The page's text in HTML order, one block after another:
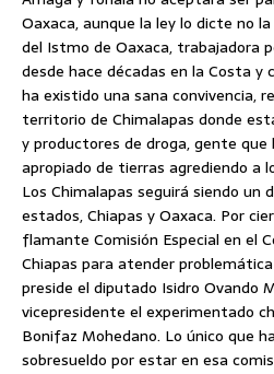
Oaxaca, aunque la ley lo dicte no
del Istmo de Oaxaca, trabajadora
desde hace décadas en la Costa y
ha existido una sana convivencia,
territorio de Chimalapas donde
y productores de droga, gente
apropiado de tierras agrediendo a
Los Chimalapas seguirá siendo un
estados, Chiapas y Oaxaca. Por
flamante Comisión Especial en el
Chiapas para atender
preside el diputado Isidro Ovando
vicepresidente el experimentado
Bonifaz Mohedano. Lo único que
sobresueldo por estar en esa